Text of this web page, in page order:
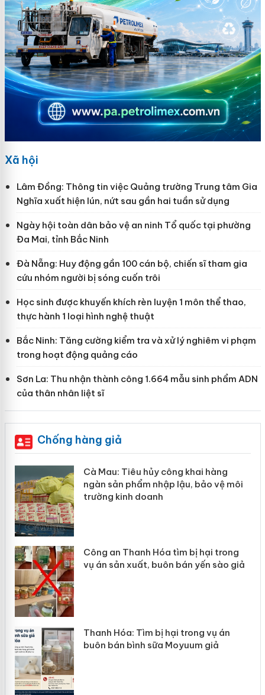
Xã hội
Lâm Đồng: Thông tin việc Quảng trường Trung tâm Gia
Nghĩa xuất hiện lún, nứt sau gần hai tuần sử dụng
Ngày hội toàn dân bảo vệ an ninh Tổ quốc tại phường
Đa Mai, tỉnh Bắc Ninh
Đà Nẵng: Huy động gần 100 cán bộ, chiến sĩ tham gia
cứu nhóm người bị sóng cuốn trôi
Học sinh được khuyến khích rèn luyện 1 môn thể thao,
thực hành 1 loại hình nghệ thuật
Bắc Ninh: Tăng cường kiểm tra và xử lý nghiêm vi phạm
trong hoạt động quảng cáo
Sơn La: Thu nhận thành công 1.664 mẫu sinh phẩm ADN
của thân nhân liệt sĩ
Chống hàng giả
Cà Mau: Tiêu hủy công khai hàng
ngàn sản phẩm nhập lậu, bảo vệ môi
trường kinh doanh
Công an Thanh Hóa tìm bị hại trong
vụ án sản xuất, buôn bán yến sào giả
Thanh Hóa: Tìm bị hại trong vụ án
buôn bán bình sữa Moyuum giả